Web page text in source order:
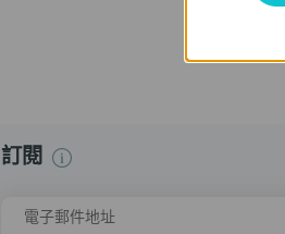
訂閱
電子郵件地址